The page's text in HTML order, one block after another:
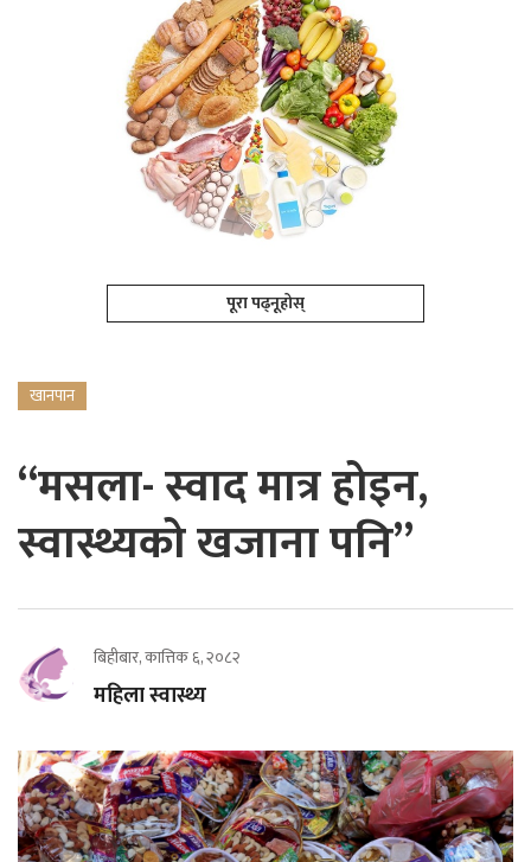
पूरा पढ्नूहोस्
खानपान
“मसला- स्वाद मात्र होइन,
स्वास्थ्यको खजाना पनि”
बिहीबार, कात्तिक ६, २०८२
महिला स्वास्थ्य